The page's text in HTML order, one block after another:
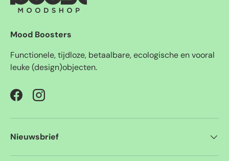
Mood Boosters
Functionele, tijdloze, betaalbare, ecologische en vooral
leuke (design)objecten.
FacebookInstagram
Nieuwsbrief